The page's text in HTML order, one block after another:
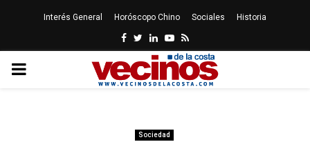
Interés General Horóscopo Chino Sociales Historia
Facebook
Twitter
LinkedinYoutube
Rss
PRIMARY
Sociedad